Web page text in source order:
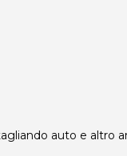
auto e altro